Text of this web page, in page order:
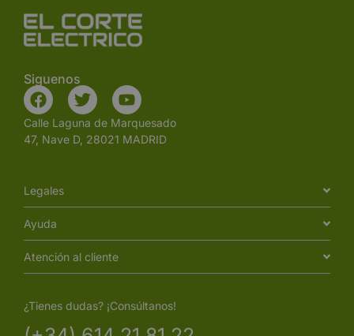
Siguenos
Calle Laguna de Marquesado
47, Nave D, 28021 MADRID
Legales
Ayuda
Atención al cliente
¿Tienes dudas? ¡Consúltanos!